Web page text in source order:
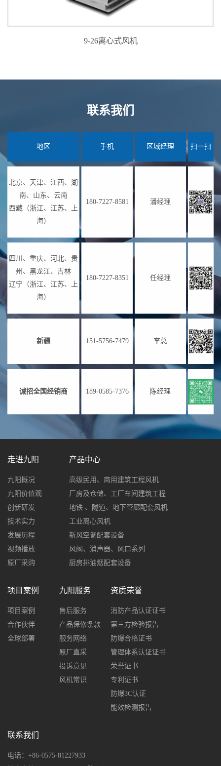
9-26离心式风机
联系我们
地区 手机 区域经理 扫一扫
北京、天津、江西、湖
南、山东、云南
西藏（浙江、江苏、上
海）
180-7227-8581 潘经理
四川、重庆、河北、贵
州、黑龙江、吉林
辽宁（浙江、江苏、上
海）
180-7227-8351 任经理
新疆 151-5756-7479 李总
诚招全国经销商 189-0585-7376 陈经理
走进九阳
九阳概况
九阳价值观
创新研发
技术实力
发展历程
视频播放
原厂采购
产品中心
高级民用、商用建筑工程风机
厂房及仓储、工厂车间建筑工程
地铁 、隧道、地下管廊配套风机
工业离心风机
新风空调配套设备
风阀、消声器、风口系列
厨房排油烟配套设备
项目案例
项目案例
合作伙伴
全球部署
九阳服务
售后服务
产品保修条款
服务网络
原厂直采
投诉意见
风机常识
资质荣誉
消防产品认证证书
第三方检验报告
防爆合格证书
管理体系认证证书
荣誉证书
专利证书
防爆3C认证
能效检测报告
联系我们
电话：+86-0575-81227933